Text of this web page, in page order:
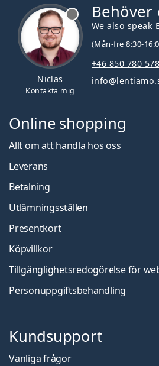
Niclas
Kontakta mig
Behöver
We also speak
(Mån-fre 8:30-
+46 850 780
Online shopping
Allt om att handla hos oss
Leverans
Betalning
Utlämningsställen
Presentkort
Köpvillkor
Tillgänglighetsredogörelse för
Personuppgiftsbehandling
Kundsupport
Vanliga frågor